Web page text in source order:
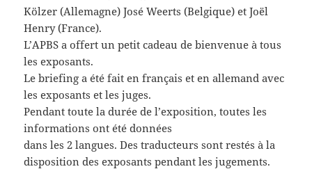
Kölzer (Allemagne) José Weerts (Belgique) et Joël
Henry (France).
L’APBS a offert un petit cadeau de bienvenue à tous
les exposants.
Le briefing a été fait en français et en allemand avec
les exposants et les juges.
Pendant toute la durée de l’exposition, toutes les
informations ont été données
dans les 2 langues. Des traducteurs sont restés à la
disposition des exposants pendant les jugements.